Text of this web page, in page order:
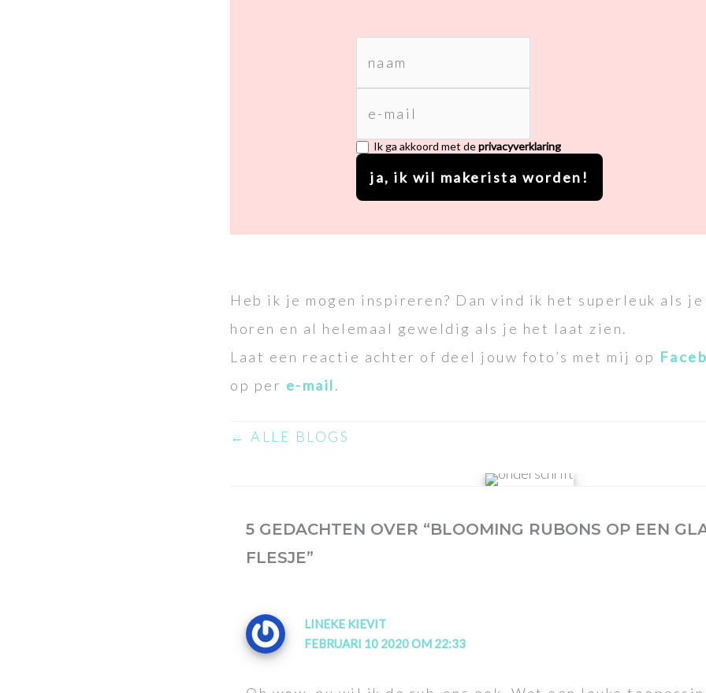
Ik ga akkoord met deprivacyverklaring
ja, ik wil makerista worden!
Heb ik je mogen inspireren? Dan vind ik het superleuk als
horen en al helemaal geweldig als je het laat zien.
Laat een reactie achter of deel jouw foto’s met mij op
op per e-mail.
← ALLE BLOGS
5 GEDACHTEN OVER “BLOOMING RUBONS OP EEN
FLESJE”
LINEKE KIEVIT
FEBRUARI 10 2020 OM 22:33